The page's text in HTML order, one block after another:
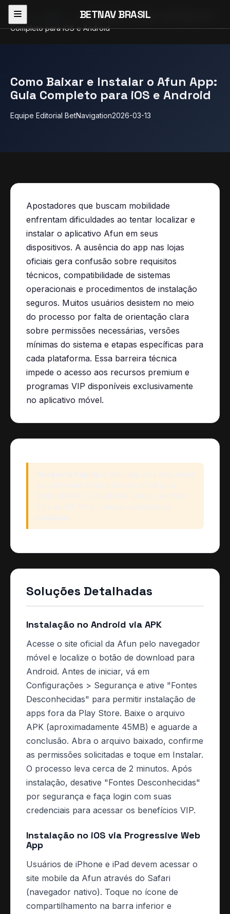
BETNAV BRASIL
Início
Como Baixar e Instalar o Afun App: Guia
Completo para iOS e Android
Como Baixar e Instalar o Afun App:
Guia Completo para iOS e Android
Equipe Editorial BetNavigation2026-03-13
Apostadores que buscam mobilidade
enfrentam dificuldades ao tentar localizar e
instalar o aplicativo Afun em seus
dispositivos. A ausência do app nas lojas
oficiais gera confusão sobre requisitos
técnicos, compatibilidade de sistemas
operacionais e procedimentos de instalação
seguros. Muitos usuários desistem no meio
do processo por falta de orientação clara
sobre permissões necessárias, versões
mínimas do sistema e etapas específicas para
cada plataforma. Essa barreira técnica
impede o acesso aos recursos premium e
programas VIP disponíveis exclusivamente
no aplicativo móvel.
Soluções Detalhadas
Instalação no Android via APK
Acesse o site oficial da Afun pelo navegador
móvel e localize o botão de download para
Android. Antes de iniciar, vá em
Configurações > Segurança e ative "Fontes
Desconhecidas" para permitir instalação de
apps fora da Play Store. Baixe o arquivo
APK (aproximadamente 45MB) e aguarde a
conclusão. Abra o arquivo baixado, confirme
as permissões solicitadas e toque em Instalar.
O processo leva cerca de 2 minutos. Após
instalação, desative "Fontes Desconhecidas"
por segurança e faça login com suas
credenciais para acessar os benefícios VIP.
Instalação no iOS via Progressive Web
App
Usuários de iPhone e iPad devem acessar o
site mobile da Afun através do Safari
(navegador nativo). Toque no ícone de
compartilhamento na barra inferior e